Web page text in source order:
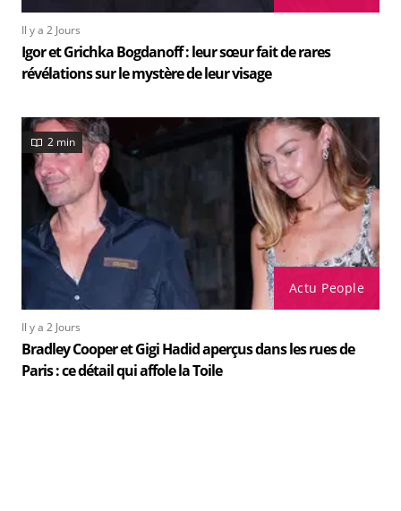
Il y a 2 Jours
Igor et Grichka Bogdanoff : leur sœur fait de rares
révélations sur le mystère de leur visage
Actu People
2 min
Il y a 2 Jours
Bradley Cooper et Gigi Hadid aperçus dans les rues de
Paris : ce détail qui affole la Toile